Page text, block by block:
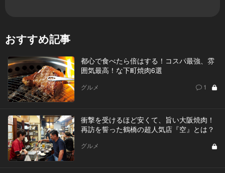
おすすめ記事
都心で食べたら倍はする！コスパ最強、雰
囲気最高！な下町焼肉6選
グルメ 1
衝撃を受けるほど安くて、旨い大阪焼肉！
再訪を誓った鶴橋の超人気店『空』とは？
グルメ